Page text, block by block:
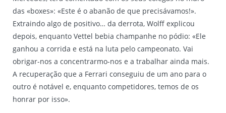
das «boxes»: «Este é o abanão de que precisávamos!».
Extraindo algo de positivo… da derrota, Wolff explicou
depois, enquanto Vettel bebia champanhe no pódio: «Ele
ganhou a corrida e está na luta pelo campeonato. Vai
obrigar-nos a concentrarmo-nos e a trabalhar ainda mais.
A recuperação que a Ferrari conseguiu de um ano para o
outro é notável e, enquanto competidores, temos de os
honrar por isso».